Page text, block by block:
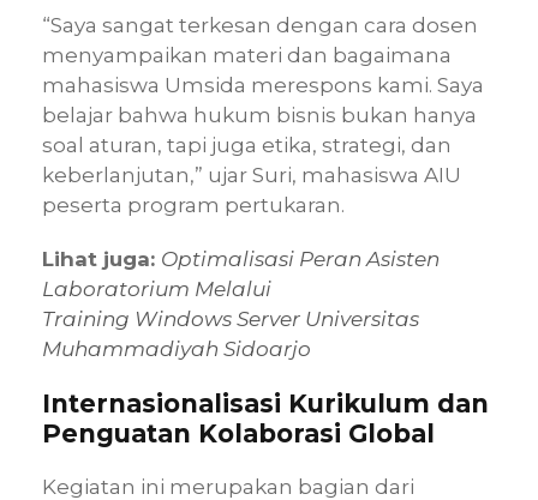
“Saya sangat terkesan dengan cara dosen
menyampaikan materi dan bagaimana
mahasiswa Umsida merespons kami. Saya
belajar bahwa hukum bisnis bukan hanya
soal aturan, tapi juga etika, strategi, dan
keberlanjutan,” ujar Suri, mahasiswa AIU
peserta program pertukaran.
Lihat juga: Optimalisasi Peran Asisten
Laboratorium Melalui
Training Windows Server Universitas
Muhammadiyah Sidoarjo
Internasionalisasi Kurikulum dan
Penguatan Kolaborasi Global
Kegiatan ini merupakan bagian dari